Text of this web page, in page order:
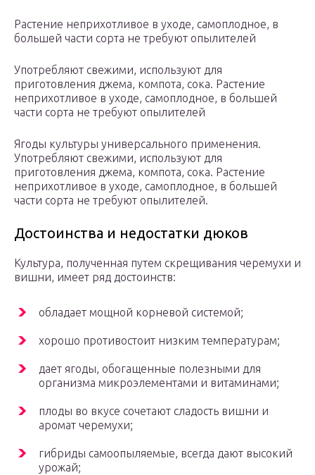
Растение неприхотливое в уходе, самоплодное, в
большей части сорта не требуют опылителей
Употребляют свежими, используют для
приготовления джема, компота, сока. Растение
неприхотливое в уходе, самоплодное, в большей
части сорта не требуют опылителей
Ягоды культуры универсального применения.
Употребляют свежими, используют для
приготовления джема, компота, сока. Растение
неприхотливое в уходе, самоплодное, в большей
части сорта не требуют опылителей.
Достоинства и недостатки дюков
Культура, полученная путем скрещивания черемухи и
вишни, имеет ряд достоинств:
обладает мощной корневой системой;
хорошо противостоит низким температурам;
дает ягоды, обогащенные полезными для
организма микроэлементами и витаминами;
плоды во вкусе сочетают сладость вишни и
аромат черемухи;
гибриды самоопыляемые, всегда дают высокий
урожай;